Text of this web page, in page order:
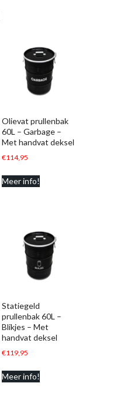
Olievat prullenbak
60L – Garbage –
Met handvat deksel
€114,95
Meer info!
Statiegeld
prullenbak 60L –
Blikjes – Met
handvat deksel
€119,95
Meer info!